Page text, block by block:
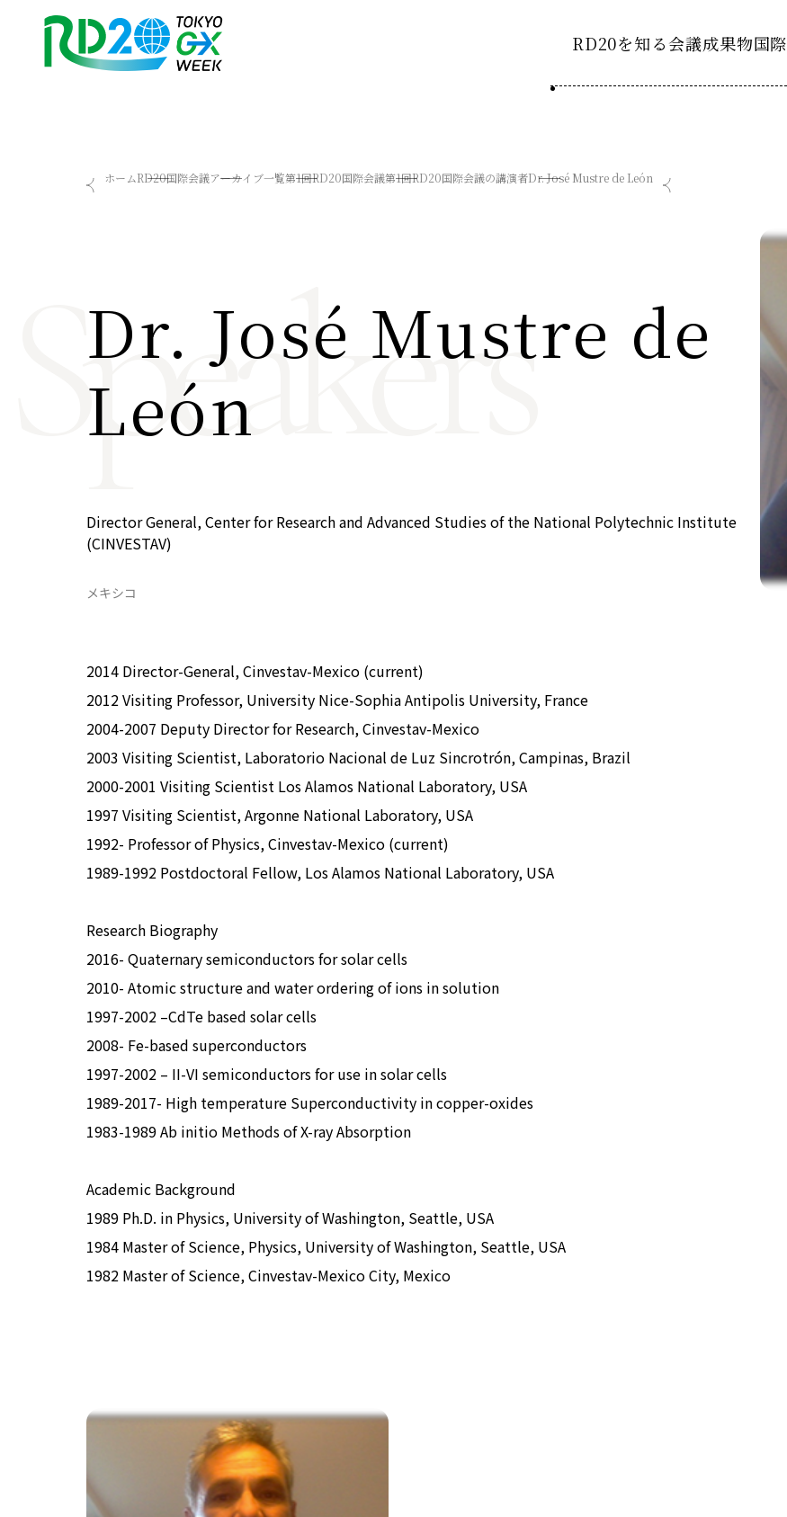
RD20を知る
アクションコミッテ
スペシャルインタビ
サマースクール
会議成果物
2023-
Now
Now
国
RD20を知る 会議成果物
Now & Future 2023
国際会議
関連イベント
2026 AI for Energy Workshop
サマースクール2026
サマースクール2025
COP29ジャパンパビリオンセミナー
イベント一覧
ハイライト
お知らせ
ホームRD20国際会議アーカイブ一覧第1回RD20国際会議第1回RD20国際会議の講演者Dr. José Mustre de León
Speakers
Dr. José Mustre de
León
Director General, Center for Research and Advanced Studies of the National Polytechnic Institute
(CINVESTAV)
メキシコ
2014 Director-General, Cinvestav-Mexico (current)
2012 Visiting Professor, University Nice-Sophia Antipolis University, France
2004-2007 Deputy Director for Research, Cinvestav-Mexico
2003 Visiting Scientist, Laboratorio Nacional de Luz Sincrotrón, Campinas, Brazil
2000-2001 Visiting Scientist Los Alamos National Laboratory, USA
1997 Visiting Scientist, Argonne National Laboratory, USA
1992- Professor of Physics, Cinvestav-Mexico (current)
1989-1992 Postdoctoral Fellow, Los Alamos National Laboratory, USA
Research Biography
2016- Quaternary semiconductors for solar cells
2010- Atomic structure and water ordering of ions in solution
1997-2002 –CdTe based solar cells
2008- Fe-based superconductors
1997-2002 – II-VI semiconductors for use in solar cells
1989-2017- High temperature Superconductivity in copper-oxides
1983-1989 Ab initio Methods of X-ray Absorption
Academic Background
1989 Ph.D. in Physics, University of Washington, Seattle, USA
1984 Master of Science, Physics, University of Washington, Seattle, USA
1982 Master of Science, Cinvestav-Mexico City, Mexico